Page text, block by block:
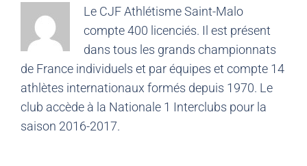
Le CJF Athlétisme Saint-Malo
compte 400 licenciés. Il est présent
dans tous les grands championnats
de France individuels et par équipes et compte 14
athlètes internationaux formés depuis 1970. Le
club accède à la Nationale 1 Interclubs pour la
saison 2016-2017.